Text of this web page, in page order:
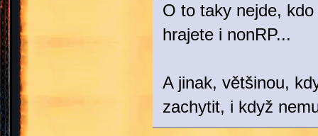
O to taky nejde,
hrajete i nonRP...
A jinak, většinou,
zachytit, i když